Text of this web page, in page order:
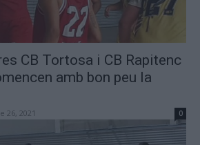
CB Tortosa i CB Rapitenc
amb bon peu la
26, 2021 0